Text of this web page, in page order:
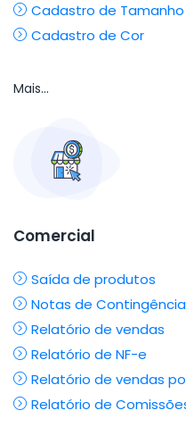
Cadastro de Tamanho
Cadastro de Cor
Mais...
Comercial
Saída de produtos
Notas de Contingência
Relatório de vendas
Relatório de NF-e
Relatório de vendas
Relatório de